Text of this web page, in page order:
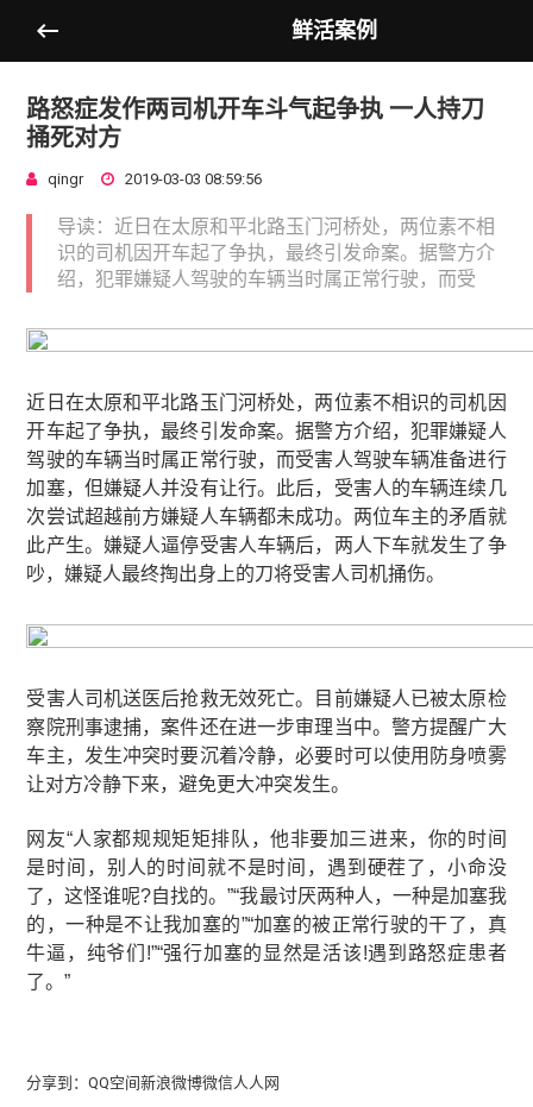
鲜活案例
路怒症发作两司机开车斗气起争执 一人持刀
捅死对方
qingr 2019-03-03 08:59:56
导读：近日在太原和平北路玉门河桥处，两位素不相
识的司机因开车起了争执，最终引发命案。据警方介
绍，犯罪嫌疑人驾驶的车辆当时属正常行驶，而受
近日在太原和平北路玉门河桥处，两位素不相识的司机因
开车起了争执，最终引发命案。据警方介绍，犯罪嫌疑人
驾驶的车辆当时属正常行驶，而受害人驾驶车辆准备进行
加塞，但嫌疑人并没有让行。此后，受害人的车辆连续几
次尝试超越前方嫌疑人车辆都未成功。两位车主的矛盾就
此产生。嫌疑人逼停受害人车辆后，两人下车就发生了争
吵，嫌疑人最终掏出身上的刀将受害人司机捅伤。
受害人司机送医后抢救无效死亡。目前嫌疑人已被太原检
察院刑事逮捕，案件还在进一步审理当中。警方提醒广大
车主，发生冲突时要沉着冷静，必要时可以使用 防身喷雾
让对方冷静下来，避免更大冲突发生。
网友“人家都规规矩矩排队，他非要加三进来，你的时间
是时间，别人的时间就不是时间，遇到硬茬了，小命没
了，这怪谁呢?自找的。”“我最讨厌两种人，一种是加塞我
的，一种是不让我加塞的”“加塞的被正常行驶的干了，真
牛逼，纯爷们!”“强行加塞的显然是活该!遇到路怒症患者
了。”
分享到：QQ空间新浪微博微信人人网